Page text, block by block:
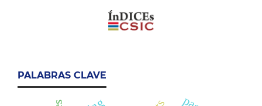
PALABRAS CLAVE